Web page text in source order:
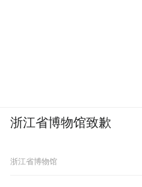
浙江省博物馆致歉
浙江省博物馆